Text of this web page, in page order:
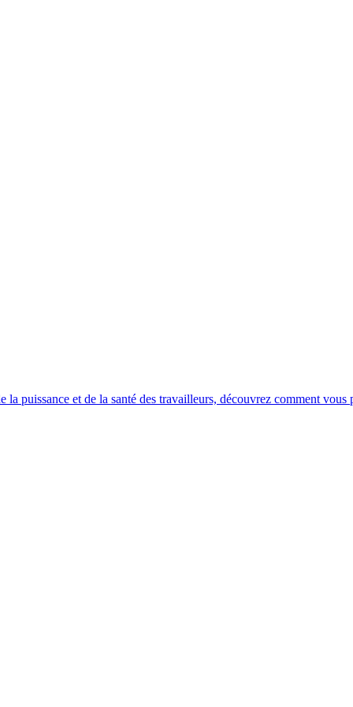
puissance et de la santé des travailleurs, découvrez comment